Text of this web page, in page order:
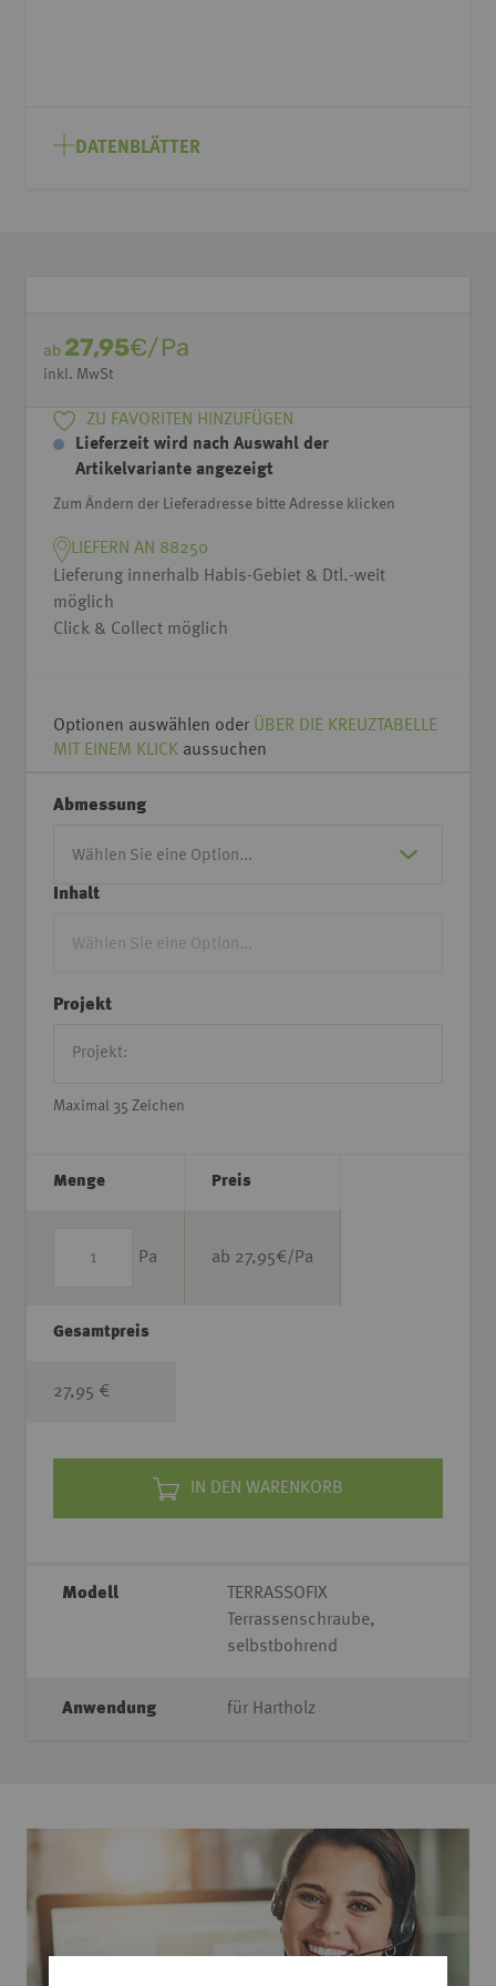
DATENBLÄTTER
ab 27,95€/Pa
inkl. MwSt
ZU FAVORITEN HINZUFÜGEN
Lieferzeit wird nach Auswahl der
Artikelvariante angezeigt
Zum Ändern der Lieferadresse bitte Adresse klicken
LIEFERN AN 88250
Lieferung innerhalb Habis-Gebiet & Dtl.-weit
möglich
Click & Collect möglich
Optionen auswählen oder ÜBER DIE KREUZTABELLE
MIT EINEM KLICK aussuchen
Abmessung
Inhalt
Projekt
Maximal 35 Zeichen
Menge
Pa
Preis
ab 27,95€/Pa
Gesamtpreis
27,95 €
IN DEN WARENKORB
Modell
TERRASSOFIX
Terrassenschraube,
selbstbohrend
Anwendung für Hartholz